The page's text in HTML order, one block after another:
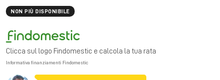
NON PIÙ DISPONIBILE
Clicca sul logo Findomestic e calcola la tua rata
Informativa finanziamenti Findomestic